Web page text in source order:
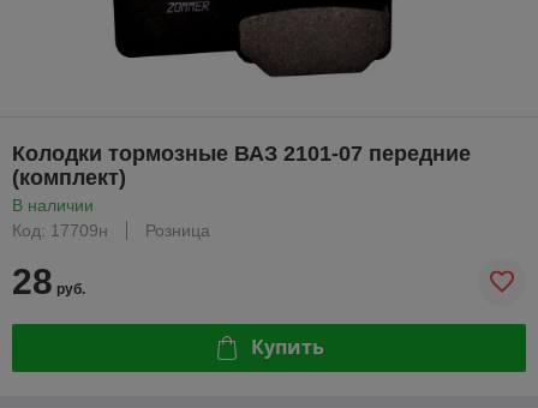
Колодки тормозные ВАЗ 2101-07 передние
(комплект)
В наличии
Код: 17709н
Розница
28 руб.
Купить